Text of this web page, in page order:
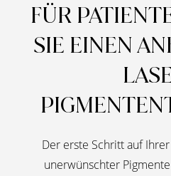
FÜR
SIE EINEN
Der erste Schritt auf
unerwünschter